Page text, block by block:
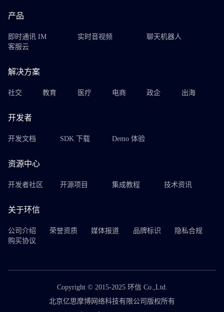
产品
即时通讯 IM 实时音视频
聊天机器人
客服云
解决方案
社交 教育 医疗 电商 政企 出海
开发者
开发文档 SDK 下载 Demo 体验
资源中心
开发者社区 开源项目 集成教程 技术资讯
关于环信
公司介绍 荣誉资质 媒体报道 品牌标识
隐私合规
购买协议
Copyright © 2015-2025 环信 Co.,Ltd.
北京亿思摩博网络科技有限公司版权所有